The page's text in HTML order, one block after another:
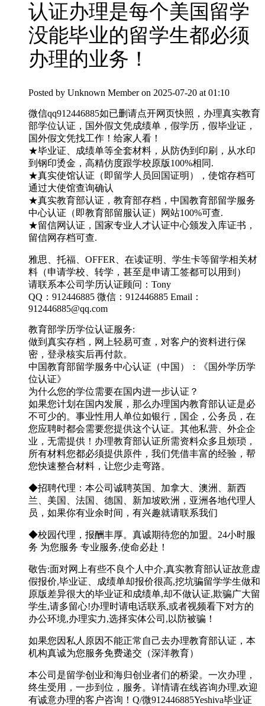
认证办理是每个美国留学
没能毕业的留学生都必须
办理的业务！
Posted by Unknown Member on 2025-07-20 at 01:10
微信qq912446885如已删请点开网页快照，办理真实教育
部学位认证，国外假文凭成绩单，假学历，假毕业证，
国外假文凭找工作！给家人看！
★毕业证、成绩单等全套材料，从防伪到印刷，从水印
到钢印烫金，高精仿度跟学校原版100%相同.
★真实使馆认证（即留学人员回国证明），使馆存档可
通过大使馆查询确认
★真实教育部认证，教育部存档，中国教育部留学服务
中心认证（即教育部留服认证）网站100%可查.
★留信网认证，国家专业人才认证中心颁发入库证书，
留信网存档可查.
雅思、托福、OFFER、在读证明、学生卡等留学相关材
料（申请学校、转学，甚至是申请工签都可以用到）
请联系本公司学历认证顾问：Tony
QQ：912446885 微信：912446885 Email：
912446885@qq.com
教育部学历学位认证服务:
做到真实存档，网上轻易可查，对客户的资料进行保
密，登录核实后再付款。
中国教育部留学服务中心认证（中国）：《国外学历学
位认证》
为什么您的学位需要在国内进一步认证？
如果您计划在国内发展，那么办理国内教育部认证是必
不可少的。事业性用人单位如银行，国企，公务员，在
您应聘时都会需要您提供这个认证。其他私营、外企企
业，无需提供！办理教育部认证所需资料众多且烦琐，
所有材料您都必须提供原件，我们凭借丰富的经验，帮
您快速整合材料，让您少走弯路。
◆招聘代理：本公司诚聘英国、加拿大、澳洲、新西
兰、美国、法国、德国、新加坡欧洲，亚洲各地代理人
员，如果你有业余时间，有兴趣就请联系我们
◆校园代理，报酬丰厚。真诚期待您的加盟。24小时服
务 为您服务 专业服务,使命必赴！
敬告:面对网上有些不良个人中介,真实教育部认证故意虚
假报价,毕业证、成绩单却报价很高,挖坑骗留学学生做和
原版差异很大的毕业证和成绩单,却不做认证,欺骗广大留
学生,请多留心!办理时请电话联系,或者视频看下对方的
办公环境,办理实力,选择实体公司,以防被骗！
如果您因私人原因不能正常自己去办理教育部认证，本
机构真诚为您服务免费递交（深洋教育）
本公司是留学创业和海归创业者们的桥梁。一次办理，
终生受用，一步到位，服务。详情请在线咨询办理,欢迎
有诚意办理的客户咨询！Q/微912446885Yeshiva毕业证